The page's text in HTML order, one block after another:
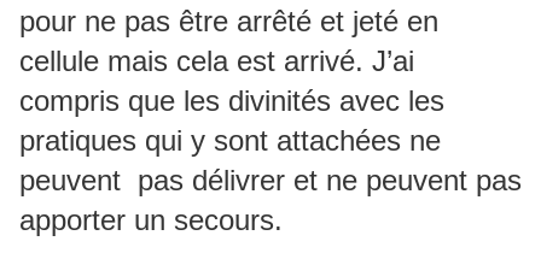
pour ne pas être arrêté et jeté en
cellule mais cela est arrivé. J’ai
compris que les divinités avec les
pratiques qui y sont attachées ne
peuvent pas délivrer et ne peuvent pas
apporter un secours.